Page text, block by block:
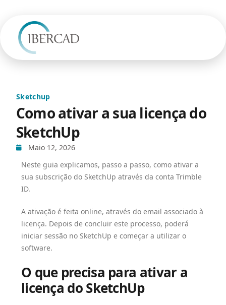
Sketchup
Como ativar a sua licença do
SketchUp
Maio 12, 2026
Neste guia explicamos, passo a passo, como ativar a
sua subscrição do SketchUp através da conta Trimble
ID.
A ativação é feita online, através do email associado à
licença. Depois de concluir este processo, poderá
iniciar sessão no SketchUp e começar a utilizar o
software.
O que precisa para ativar a
licença do SketchUp